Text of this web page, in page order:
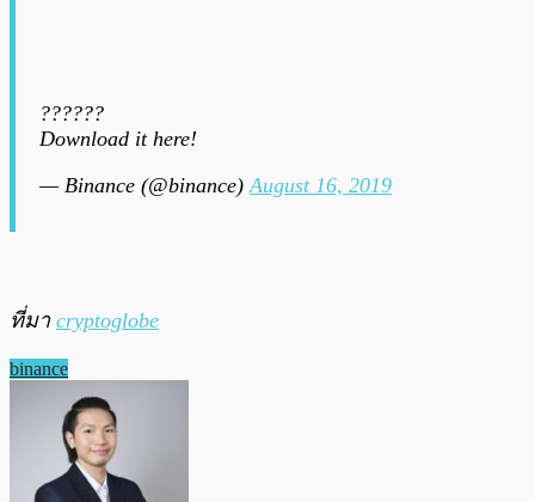
??????
Download it here!
— Binance (@binance)August 16, 2019
ที่มา cryptoglobe
binance